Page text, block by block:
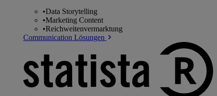
•Data Storytelling
•Marketing Content
•Reichweitenvermarktung
Communication Lösungen